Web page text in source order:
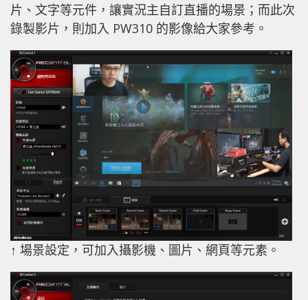
片、文字等元件，讓實況主自訂直播的場景；而此次
錄製影片，則加入 PW310 的影像給大家參考。
↑ 場景設定，可加入攝影機、圖片、網頁等元素。